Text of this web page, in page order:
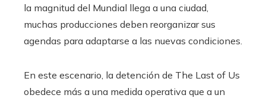
la magnitud del Mundial llega a una ciudad,
muchas producciones deben reorganizar sus
agendas para adaptarse a las nuevas condiciones.
En este escenario, la detención de The Last of Us
obedece más a una medida operativa que a un